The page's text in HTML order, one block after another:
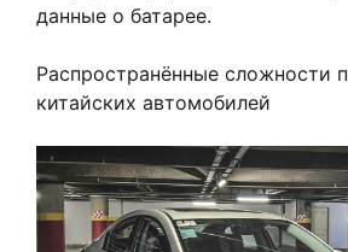
данные о батарее.
Распространённые сложности
китайских автомобилей